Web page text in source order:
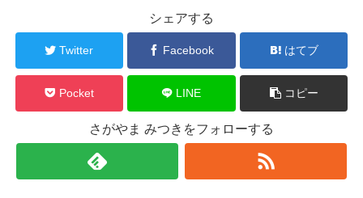
シェアする
Twitter Facebook はてブ
Pocket LINE コピー
さがやま みつきをフォローする